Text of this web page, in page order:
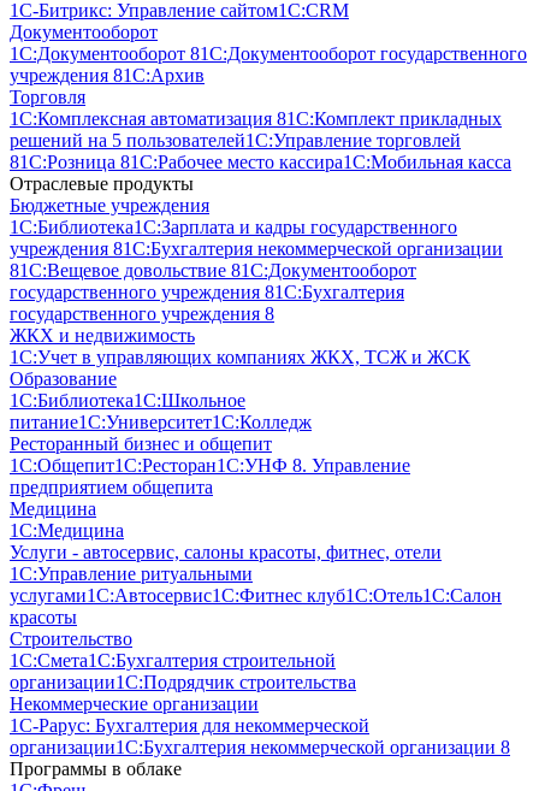
1С-Битрикс: Управление сайтом1С:CRM
Документооборот
1С:Документооборот 81С:Документооборот государственного
учреждения 81С:Архив
Торговля
1С:Комплексная автоматизация 81С:Комплект прикладных
решений на 5 пользователей1С:Управление торговлей
81С:Розница 81С:Рабочее место кассира1С:Мобильная касса
Отраслевые продукты
Бюджетные учреждения
1С:Библиотека1С:Зарплата и кадры государственного
учреждения 81С:Бухгалтерия некоммерческой организации
81С:Вещевое довольствие 81С:Документооборот
государственного учреждения 81С:Бухгалтерия
государственного учреждения 8
ЖКХ и недвижимость
1С:Учет в управляющих компаниях ЖКХ, ТСЖ и ЖСК
Образование
1С:Библиотека1С:Школьное
питание1С:Университет1С:Колледж
Ресторанный бизнес и общепит
1С:Общепит1С:Ресторан1С:УНФ 8. Управление
предприятием общепита
Медицина
1С:Медицина
Услуги - автосервис, cалоны красоты, фитнес, отели
1С:Управление ритуальными
услугами1С:Автосервис1С:Фитнес клуб1С:Отель1С:Салон
красоты
Строительство
1С:Смета1С:Бухгалтерия строительной
организации1С:Подрядчик строительства
Некоммерческие организации
1С-Рарус: Бухгалтерия для некоммерческой
организации1С:Бухгалтерия некоммерческой организации 8
Программы в облаке